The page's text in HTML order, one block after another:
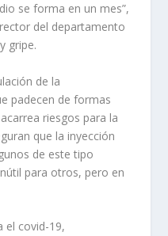
se forma en un mes”,
del departamento
gripe.
de la
padecen de formas
riesgos para la
que la inyección
de este tipo
para otros, pero en
el covid-19,